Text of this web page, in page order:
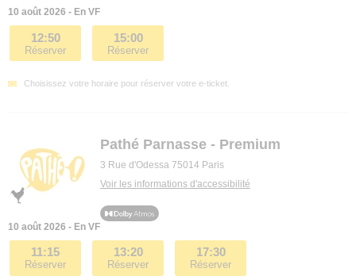
10 août 2026 - En VF
12:50
Réserver
15:00
Réserver
Choisissez votre horaire pour réserver votre e-ticket.
Pathé Parnasse - Premium
3 Rue d'Odessa 75014 Paris
Voir les informations d'accessibilité
10 août 2026 - En VF
11:15
Réserver
13:20
Réserver
17:30
Réserver